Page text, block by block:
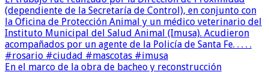
En el marco de la obra de bacheo y reconstrucción